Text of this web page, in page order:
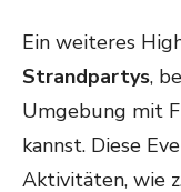
Ein weiteres
Strandpartys,
Umgebung mit
kannst. Diese
Aktivitäten, wie